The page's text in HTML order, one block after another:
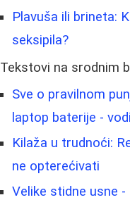
Plavuša ili brineta:
seksipila?
Tekstovi na srodnim
Sve o pravilnom
laptop baterije -
Kilaža u trudnoći:
ne opterećivati
Velike stidne usne